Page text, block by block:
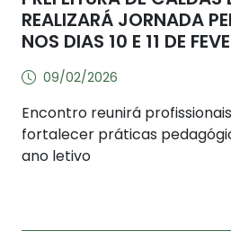
REALIZARÁ JORNADA
NOS DIAS 10 E 11 DE
09/02/2026
Encontro reunirá
fortalecer práticas
ano letivo